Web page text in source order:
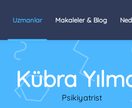
Uzmanlar Makaleler & Blog
Kübra
Psikiyatrist